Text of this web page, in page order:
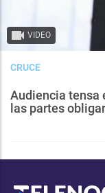
VIDEO
CRUCE
Audiencia tensa
las partes